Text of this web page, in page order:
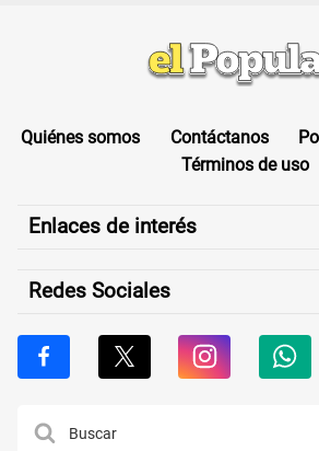
Quiénes somos Contáctanos
Términos de uso
Enlaces de interés
Redes Sociales